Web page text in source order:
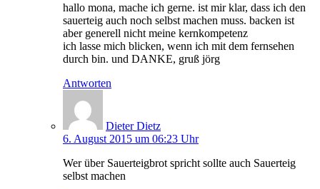
hallo mona, mache ich gerne. ist mir klar, dass ich den
sauerteig auch noch selbst machen muss. backen ist
aber generell nicht meine kernkompetenz
ich lasse mich blicken, wenn ich mit dem fernsehen
durch bin. und DANKE, gruß jörg
Antworten
Dieter Dietz
6. August 2015 um 06:23 Uhr
Wer über Sauerteigbrot spricht sollte auch Sauerteig
selbst machen